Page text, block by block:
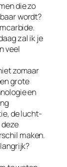
die zo
wordt?
zal ik je
veel
zomaar
grote
en
de lucht-
maken.